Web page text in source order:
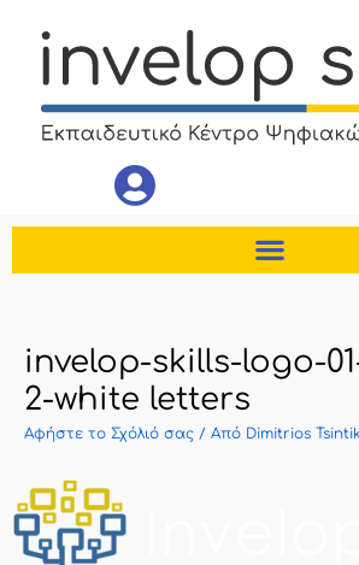
περιεχόμενο
invelop-skills-logo-
2-white letters
Αφήστε το Σχόλιό σας / Από Dimitrios